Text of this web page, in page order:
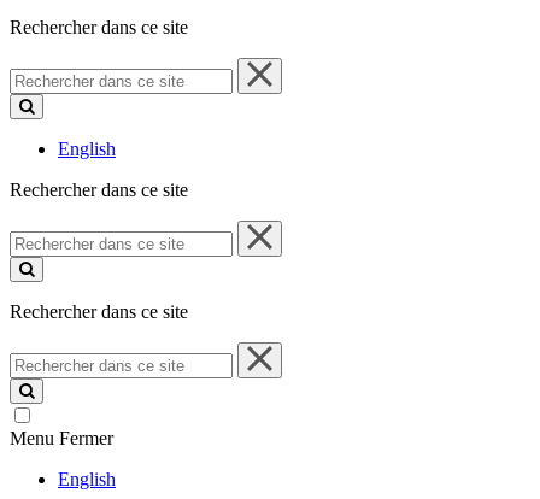
Rechercher dans ce site
Rechercher
dans
ce
English
Rechercher dans ce site
Rechercher
dans
ce
Rechercher dans ce site
Rechercher
dans
ce
site
Menu Fermer
English